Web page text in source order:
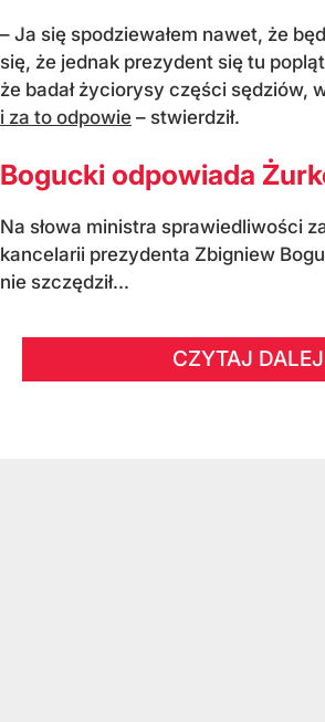
– Ja się spodziewałem nawet, że
się, że jednak prezydent się tu
że badał życiorysy części sędziów,
i za to odpowie – stwierdził.
Bogucki odpowiada
Na słowa ministra sprawiedliwości
kancelarii prezydenta Zbigniew
nie szczędził...
CZYTAJ DALEJ